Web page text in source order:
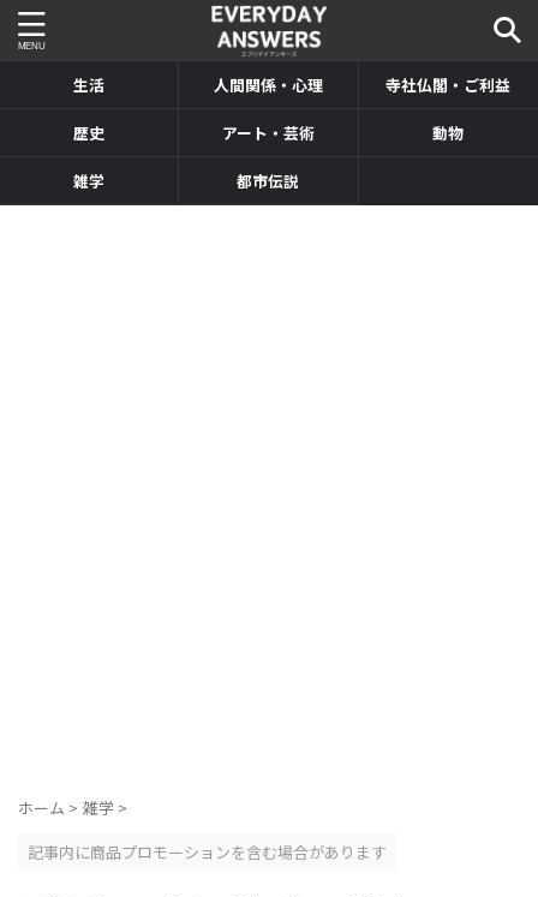
生活 人間関係・心理 寺社仏閣・ご利益
歴史 アート・芸術 動物
雑学 都市伝説
ホーム > 雑学 >
記事内に商品プロモーションを含む場合があります